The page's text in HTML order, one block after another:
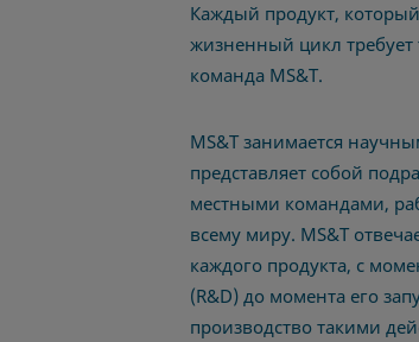
Каждый продукт,
жизненный цикл
команда MS&T.
MS&T занимается
представляет собой
местными командами,
всему миру. MS&T
каждого продукта, с
(R&D) до момента его
производство такими